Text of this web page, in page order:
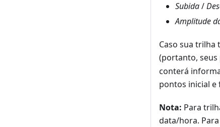
Subida/
Amplitude
Caso sua
(portanto,
conterá
pontos inicial e
Nota: Para
data/hora.